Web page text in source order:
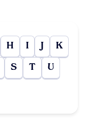
H I J K
S T U